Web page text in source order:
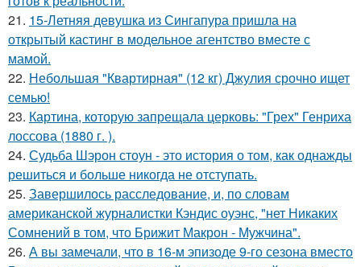
21. 15-Летняя девушка из Сингапура пришла на
открытый кастинг в модельное агентство вместе с
мамой.
22. Небольшая "Квартирная" (12 кг) Джулия срочно ищет
семью!
23. Картина, которую запрещала церковь: "Грех" Генриха
лоссова (1880 г. ).
24. Судьба Шэрон стоун - это история о том, как однажды
решиться и больше никогда не отступать.
25. Завершилось расследование, и, по словам
американской журналистки Кэндис оуэнс, "нет Никаких
Сомнений в том, что Брижит Макрон - Мужчина".
26. А вы замечали, что в 16-м эпизоде 9-го сезона вместо